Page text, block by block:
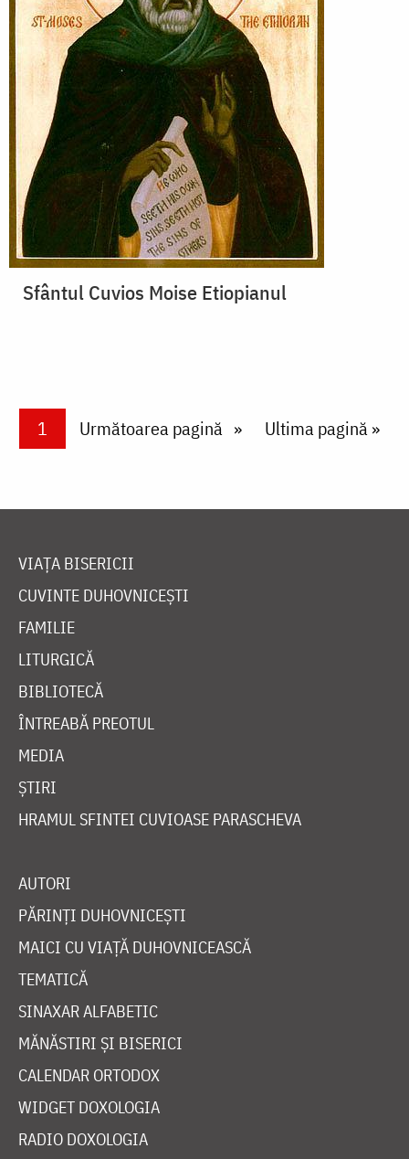
Sfântul Cuvios Moise Etiopianul
PaginareCurrent page
1 Next page
Următoarea pagină Last page
Ultima pagină »
VIAȚA BISERICII
CUVINTE DUHOVNICEȘTI
FAMILIE
LITURGICĂ
BIBLIOTECĂ
ÎNTREABĂ PREOTUL
MEDIA
ȘTIRI
HRAMUL SFINTEI CUVIOASE PARASCHEVA
AUTORI
PĂRINȚI DUHOVNICEȘTI
MAICI CU VIAȚĂ DUHOVNICEASCĂ
TEMATICĂ
SINAXAR ALFABETIC
MĂNĂSTIRI ȘI BISERICI
CALENDAR ORTODOX
WIDGET DOXOLOGIA
RADIO DOXOLOGIA